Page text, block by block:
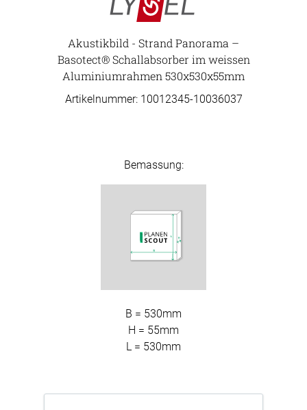
Akustikbild - Strand Panorama –
Basotect® Schallabsorber im weissen
Aluminiumrahmen 530x530x55mm
Artikelnummer: 10012345-10036037
Bemassung:
B = 530mm
H = 55mm
L = 530mm